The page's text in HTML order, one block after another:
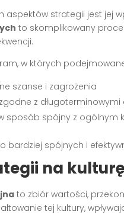
aspektów strategii jest jej
to skomplikowany
w których
szanse i zagrożenia
z
sposób spójny z ogólnym
bardziej spójnych i
na
to zbiór wartości,
tej kultury,